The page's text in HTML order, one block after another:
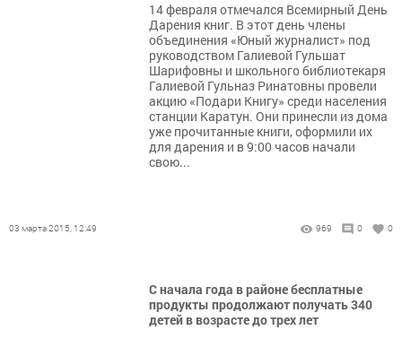
14 февраля отмечался Всемирный День
Дарения книг. В этот день члены
объединения «Юный журналист» под
руководством Галиевой Гульшат
Шарифовны и школьного библиотекаря
Галиевой Гульназ Ринатовны провели
акцию «Подари Книгу» среди населения
станции Каратун. Они принесли из дома
уже прочитанные книги, оформили их
для дарения и в 9:00 часов начали
свою...
03 марта 2015, 12:49 969 0 0
С начала года в районе бесплатные
продукты продолжают получать 340
детей в возрасте до трех лет